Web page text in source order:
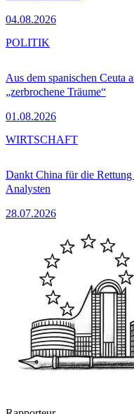
04.08.2026
Aus dem spanischen Ceuta
„zerbrochene Träume“
01.08.2026
POLITIK
Dankt China für die
Analysten
28.07.2026
WIRTSCHAFT